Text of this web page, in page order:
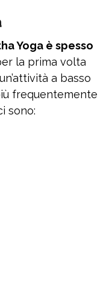
Yoga è spesso
la prima volta
a basso
frequentemente
sono: